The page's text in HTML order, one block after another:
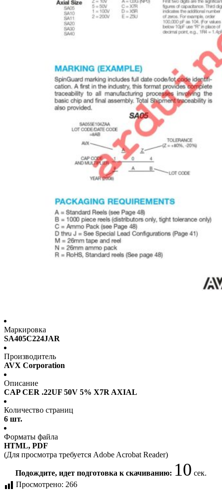
Маркировка
SA405C224JAR
Производитель
AVX Corporation
Описание
CAP CER .22UF 50V 5% X7R AXIAL
Количество страниц
6 шт.
Форматы файла
HTML, PDF
(Для просмотра требуется Adobe Acrobat Reader)
Подождите, идет подготовка к скачиванию: 10 сек.
Просмотрено: 266